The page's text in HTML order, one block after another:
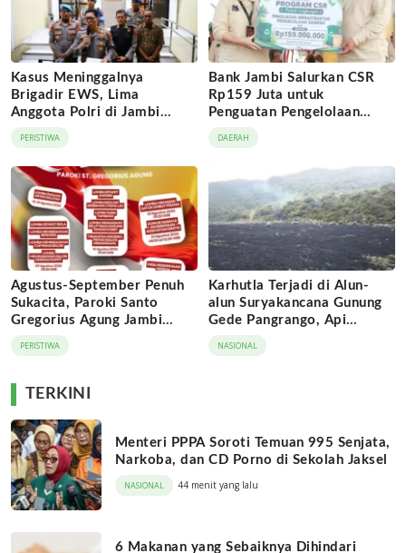
Kasus Meninggalnya
Brigadir EWS, Lima
Anggota Polri di Jambi
PERISTIWA
Bank Jambi Salurkan CSR
Rp159 Juta untuk
Penguatan Pengelolaan
DAERAH
Agustus-September Penuh
Sukacita, Paroki Santo
Gregorius Agung Jambi
PERISTIWA
Karhutla Terjadi di Alun-
alun Suryakancana Gunung
Gede Pangrango, Api
NASIONAL
TERKINI
Menteri PPPA Soroti Temuan 995 Senjata,
Narkoba, dan CD Porno di Sekolah Jaksel
NASIONAL 44 menit yang lalu
6 Makanan yang Sebaiknya Dihindari